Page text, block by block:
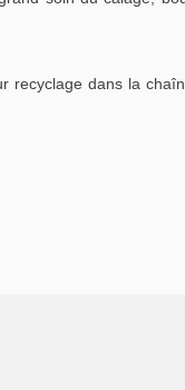
dans la